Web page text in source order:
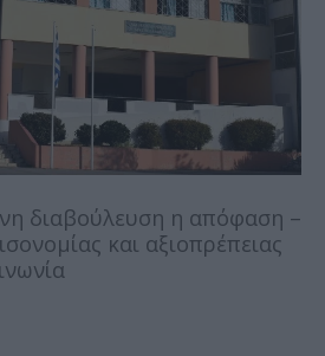
διαβούλευση η απόφαση –
και αξιοπρέπειας